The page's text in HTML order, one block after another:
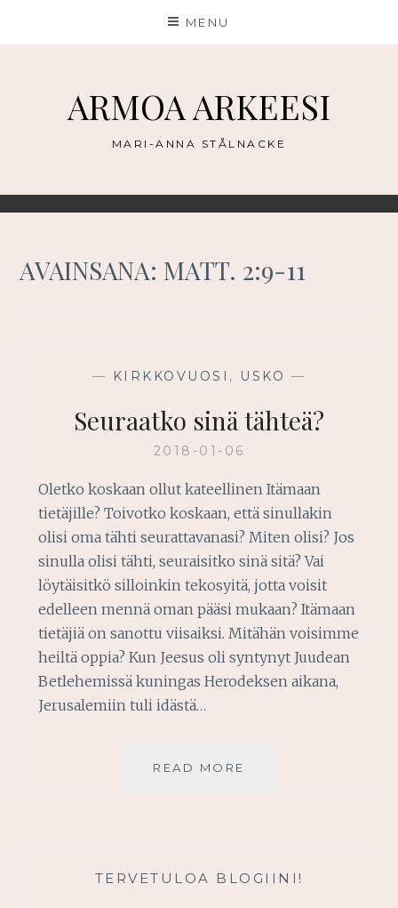
MENU
ARMOA ARKEESI
MARI-ANNA STÅLNACKE
AVAINSANA: MATT. 2:9-11
— KIRKKOVUOSI , USKO —
Seuraatko sinä tähteä?
2018-01-06
Oletko koskaan ollut kateellinen Itämaan
tietäjille? Toivotko koskaan, että sinullakin
olisi oma tähti seurattavanasi? Miten olisi? Jos
sinulla olisi tähti, seuraisitko sinä sitä? Vai
löytäisitkö silloinkin tekosyitä, jotta voisit
edelleen mennä oman pääsi mukaan? Itämaan
tietäjiä on sanottu viisaiksi. Mitähän voisimme
heiltä oppia? Kun Jeesus oli syntynyt Juudean
Betlehemissä kuningas Herodeksen aikana,
Jerusalemiin tuli idästä…
READ MORE
TERVETULOA BLOGIINI!